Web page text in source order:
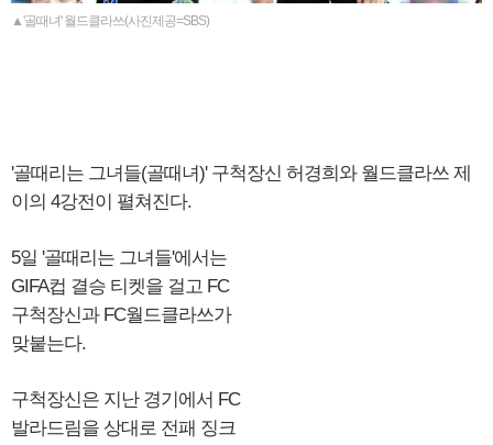
▲'골때녀' 월드클라쓰(사진제공=SBS)
'골때리는 그녀들(골때녀)' 구척장신 허경희와 월드클라쓰 제
이의 4강전이 펼쳐진다.
5일 '골때리는 그녀들'에서는
GIFA컵 결승 티켓을 걸고 FC
구척장신과 FC월드클라쓰가
맞붙는다.
구척장신은 지난 경기에서 FC
발라드림을 상대로 전패 징크